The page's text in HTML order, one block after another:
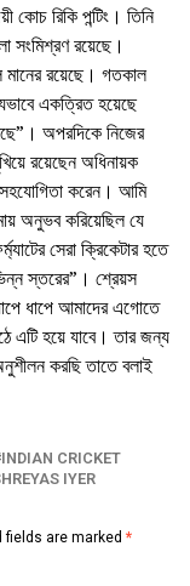
কোচ রিকি পন্টিং। তিনি
সংমিশ্রণ রয়েছে।
মানের রয়েছে। গতকাল
একত্রিত হয়েছে
অপরদিকে নিজের
রয়েছেন অধিনায়ক
করেন। আমি
অনুভব করিয়েছিল যে
সেরা ক্রিকেটার হতে
স্তরের”। শ্রেয়স
ধাপে আমাদের এগোতে
এটি হয়ে যাবে। তার জন্য
করছি তাতে বলাই
INDIAN CRICKET
IYER
fields are marked *